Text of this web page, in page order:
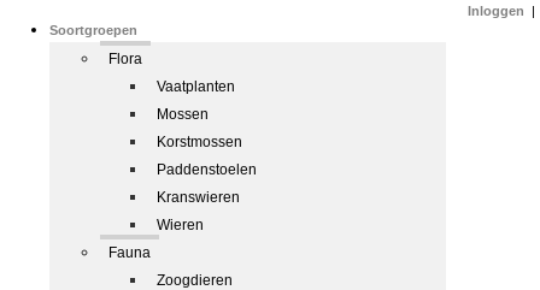
Soortgroepen
Flora
Vaatplanten
Mossen
Korstmossen
Paddenstoelen
Kranswieren
Wieren
Fauna
Zoogdieren
Inloggen |